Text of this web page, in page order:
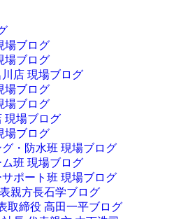
場ブログ
場ブログ
川店 現場ブログ
場ブログ
場ブログ
現場ブログ
場ブログ
グ・防水班 現場ブログ
ム班 現場ブログ
ポート班 現場ブログ
親方長石学ブログ
取締役 高田一平ブログ